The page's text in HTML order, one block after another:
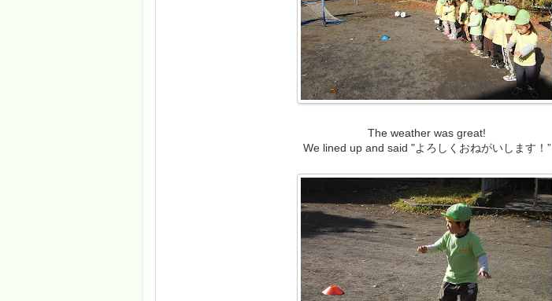
The weather was great!
We lined up and said "よろしくおねがいします！”